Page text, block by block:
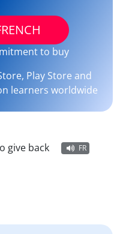
to buy
Play Store and
learners worldwide
give back
FR